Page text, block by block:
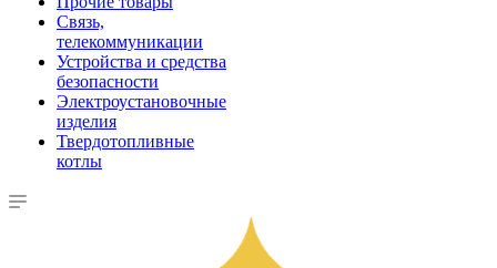
Связь,
телекоммуникации
Устройства и средства
безопасности
Электроустановочные
изделия
Твердотопливные
котлы